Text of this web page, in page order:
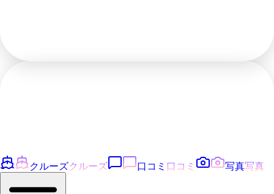
クルーズクルーズ 口コミ 口コミ 写真写真